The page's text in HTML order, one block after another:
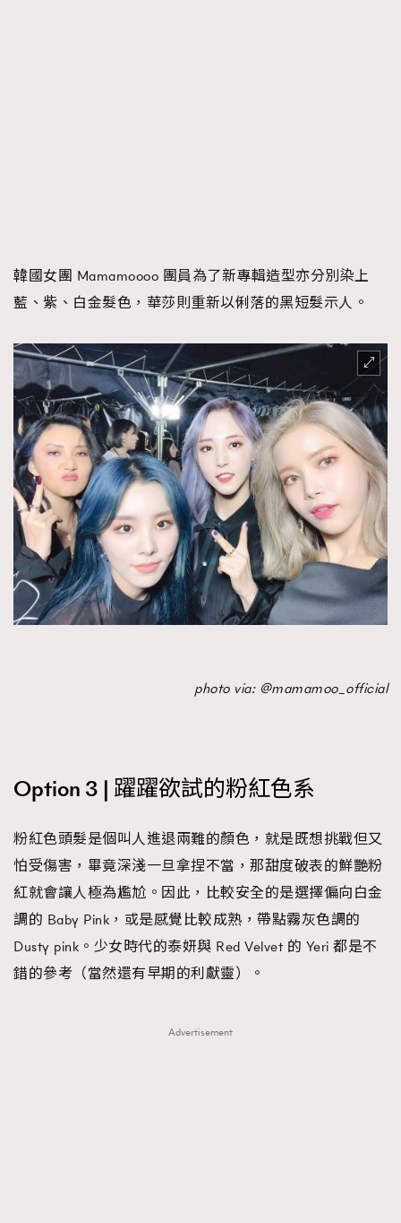
韓國女團 Mamamoooo 團員為了新專輯造型亦分別染上
藍、紫、白金髮色，華莎則重新以俐落的黑短髮示人。
photo via: @mamamoo_official
Option 3 | 躍躍欲試的粉紅色系
粉紅色頭髮是個叫人進退兩難的顏色，就是既想挑戰但又
怕受傷害，畢竟深淺一旦拿捏不當，那甜度破表的鮮艷粉
紅就會讓人極為尷尬。因此，比較安全的是選擇偏向白金
調的 Baby Pink，或是感覺比較成熟，帶點霧灰色調的
Dusty pink。少女時代的泰妍與 Red Velvet 的 Yeri 都是不
錯的參考（當然還有早期的利獻靈）。
Advertisement